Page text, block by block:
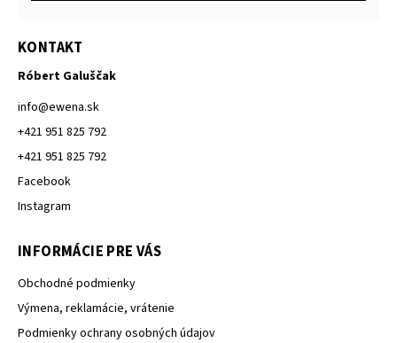
KONTAKT
Róbert Galuščak
info@ewena.sk
+421 951 825 792
+421 951 825 792
Facebook
Instagram
INFORMÁCIE PRE VÁS
Obchodné podmienky
Výmena, reklamácie, vrátenie
Podmienky ochrany osobných údajov